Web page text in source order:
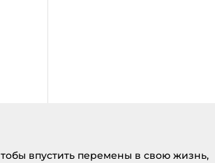
впустить перемены в свою жизнь,